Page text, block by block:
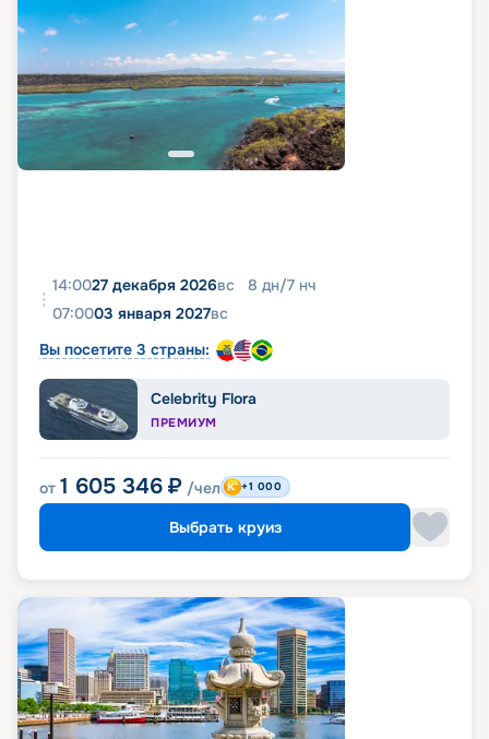
14:0027 декабря 2026вс 8 дн/7 нч
07:0003 января 2027вс
Вы посетите 3 страны:
Celebrity Flora
ПРЕМИУМ
от 1 605 346 ₽ /чел +1 000
Выбрать круиз